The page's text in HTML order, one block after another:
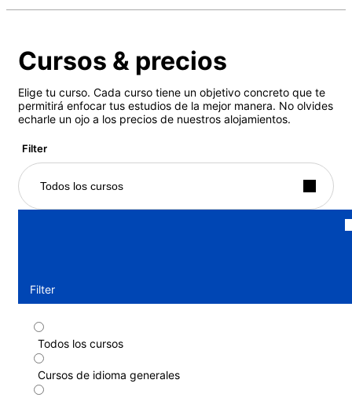
Cursos & precios
Elige tu curso. Cada curso tiene un objetivo concreto que te
permitirá enfocar tus estudios de la mejor manera. No olvides
echarle un ojo a los precios de nuestros alojamientos.
Filter
Todos los cursos
Filter
Todos los cursos
Cursos de idioma generales
Curso estándar
Duración: 1 - 52 semanas
Niveles: Elemental (A1) a Avanzado (C1)